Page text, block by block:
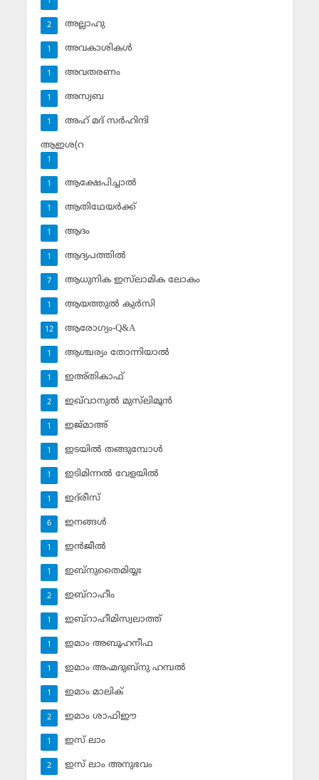
അല്ലാഹു
2
അവകാശികള്‍
1
അവതരണം
1
അസ്വബ
1
അഹ് മദ് സര്‍ഹിന്ദി
1
ആഇശ(റ
1
ആക്ഷേപിച്ചാല്‍
1
ആതിഥേയര്‍ക്ക്
1
ആദം
1
ആദ്യപത്തില്‍
1
ആധുനിക ഇസ്‌ലാമിക ലോകം
7
ആയത്തുല്‍ കുര്‍സി
1
ആരോഗ്യം-Q&A
12
ആശ്ചര്യം തോന്നിയാല്‍
1
ഇഅ്തികാഫ്‌
1
ഇഖ്‌വാനുല്‍ മുസ്‌ലിമൂന്‍
2
ഇജ്മാഅ്
1
ഇടയില്‍ തങ്ങുമ്പോള്‍
1
ഇടിമിന്നല്‍ വേളയില്‍
1
ഇദ്‌രീസ്‌
1
ഇനങ്ങള്‍
6
ഇന്‍ജീല്‍
1
ഇബ്‌നുതൈമിയ്യഃ
1
ഇബ്‌റാഹീം
2
ഇബ്‌റാഹീമിസ്വലാത്ത്
1
ഇമാം അബൂഹനീഫ
1
ഇമാം അഹ്മദുബ്‌നു ഹമ്പല്‍
1
ഇമാം മാലിക്
1
ഇമാം ശാഫിഈ
2
ഇസ് ലാം
1
ഇസ് ലാം അനുഭവം
2